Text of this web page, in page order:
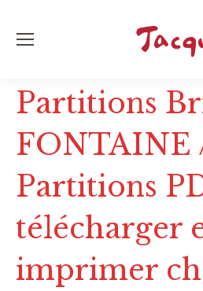
Partitions
FONTAINE
Partitions
télécharger
imprimer